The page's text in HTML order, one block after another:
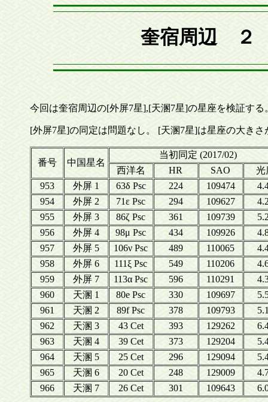
奎宿周辺 ２
今回は奎宿周辺の[外屏7星],[天溷7星]の星座を検証する
[外屏7星]の同定は問題なし。 [天溷7星]は星座の大き
番号 中国星名
当初同定 (2017/02)
西洋名
HR SAO
光
953
外屏 1 63δ Psc 224 109474
954
外屏 2 71ε Psc 294 109627
955
外屏 3 86ζ Psc 361 109739
956
外屏 4 98μ Psc 434 109926
957
外屏 5 106ν Psc 489 110065
958
外屏 6 111ξ Psc 549 110206
959
外屏 7 113α Psc 596 110291
960
天溷 1 80e Psc 330 109697
961
天溷 2 89f Psc 378 109793
962
天溷 3 43 Cet 393 129262
963
天溷 4 39 Cet 373 129204
964
天溷 5 25 Cet 296 129094
965
天溷 6 20 Cet 248 129009
966
天溷 7 26 Cet 301 109643